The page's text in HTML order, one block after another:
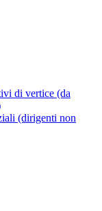
di vertice (da
(dirigenti non